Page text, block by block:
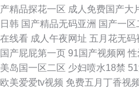
产精品探花一区 成人免费国产大
日韩 国产精品无码亚洲 国产一区
在线看 成人午夜网址 五月花无码
国产屁屁第一页 91国产视频网 性
美岛国一区二区 少妇喷水18禁
欧美爱爱tv视频 免费五月丁香视